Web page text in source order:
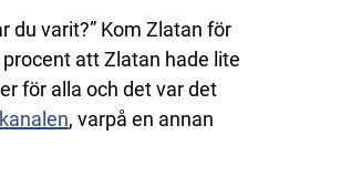
du varit?” Kom Zlatan för
att Zlatan hade lite
för alla och det var det
, varpå en annan